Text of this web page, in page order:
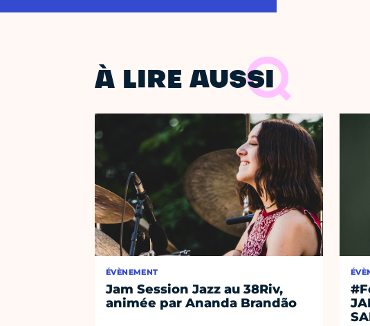
À LIRE AUSSI
ÉVÈNEMENT
Jam Session Jazz au 38Riv,
animée par Ananda Brandão